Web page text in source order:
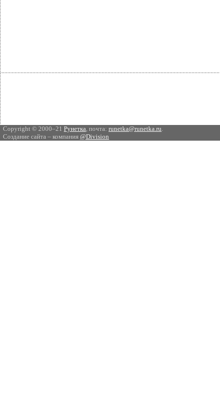
Copyright © 2000–21 Рунетка, почта: runetka@runetka.ru.
Создание сайта – компания @Division